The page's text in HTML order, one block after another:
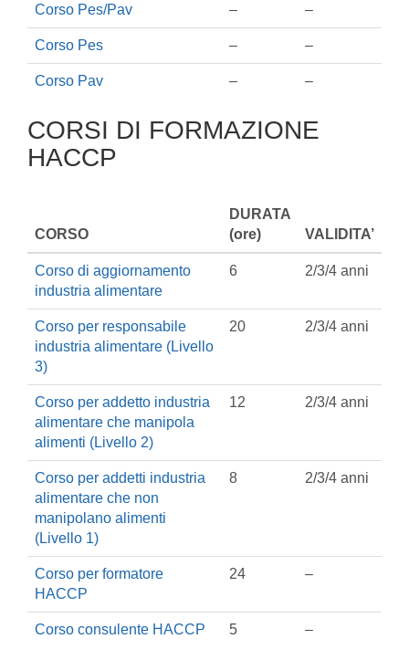
Corso Pes/Pav – –
Corso Pes – –
Corso Pav – –
CORSI DI FORMAZIONE
HACCP
CORSO
DURATA
(ore)
VALIDITA’
Corso di aggiornamento
industria alimentare
6 2/3/4 anni
Corso per responsabile
industria alimentare (Livello
3)
20 2/3/4 anni
Corso per addetto industria
alimentare che manipola
alimenti (Livello 2)
12 2/3/4 anni
Corso per addetti industria
alimentare che non
manipolano alimenti
(Livello 1)
8 2/3/4 anni
Corso per formatore
HACCP
24 –
Corso consulente HACCP 5 –